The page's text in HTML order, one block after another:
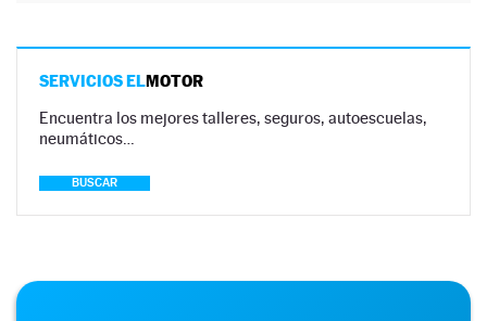
SERVICIOS ELMOTOR
Encuentra los mejores talleres, seguros, autoescuelas,
neumáticos…
BUSCAR